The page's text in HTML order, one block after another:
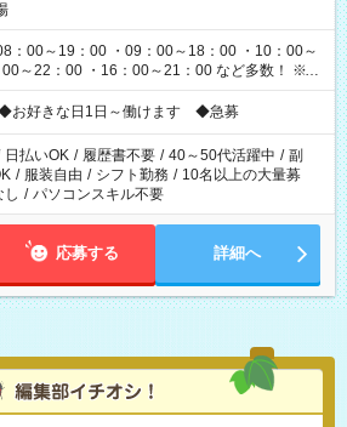
：00～19：00 ・09：00～18：00 ・10：00～
：00 ・16：00～21：00 など多数！ ※お
時間が異なります
好きな日1日～働けます ◆急募
日払いOK / 履歴書不要 / 40～50代活躍中 / 副
/ 服装自由 / シフト勤務 / 10名以上の大量募
し / パソコンスキル不要
応募する 詳細へ